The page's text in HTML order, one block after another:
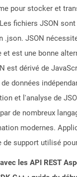
pour stocker et
fichiers JSON
.json. JSON
et est une bonne
est dérivé de
données
et l'analyse de
de nombreux
modernes.
de support utilisé
les API REST